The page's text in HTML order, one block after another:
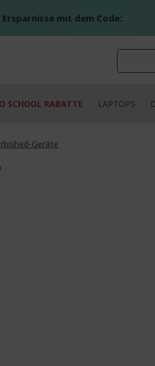
mit dem Code:
SCHOOL RABATTE LAPTOPS
Geräte